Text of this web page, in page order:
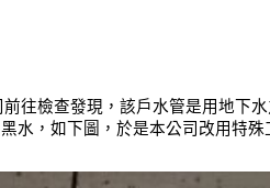
往檢查發現，該戶水管是用地下
，如下圖，於是本公司改用特